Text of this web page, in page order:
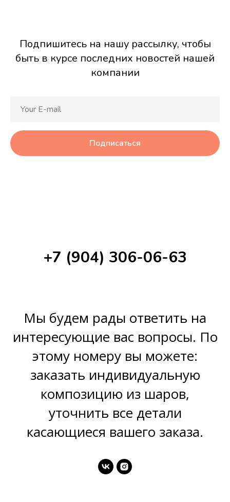
Подпишитесь на нашу рассылку, чтобы
быть в курсе последних новостей нашей
компании
Подписаться
+7 (904) 306-06-63
Мы будем рады ответить на
интересующие вас вопросы. По
этому номеру вы можете:
заказать индивидуальную
композицию из шаров,
уточнить все детали
касающиеся вашего заказа.